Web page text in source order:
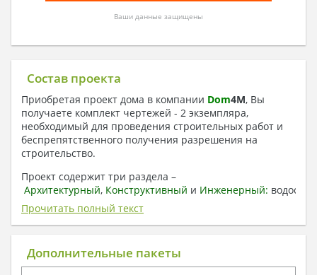
Ваши данные защищены
Состав проекта
Приобретая проект дома в компании Dom4M, Вы
получаете комплект чертежей - 2 экземпляра,
необходимый для проведения строительных работ и
беспрепятственного получения разрешения на
строительство.
Проект содержит три раздела –
Архитектурный, Конструктивный и Инженерный:
отопление, вентиляция, канализация,
электроснабжение (приобретается за дополнительную
плату) + Пояснительная записка.
1. Архитектурный раздел:
Прочитать полный текст
Дополнительные пакеты